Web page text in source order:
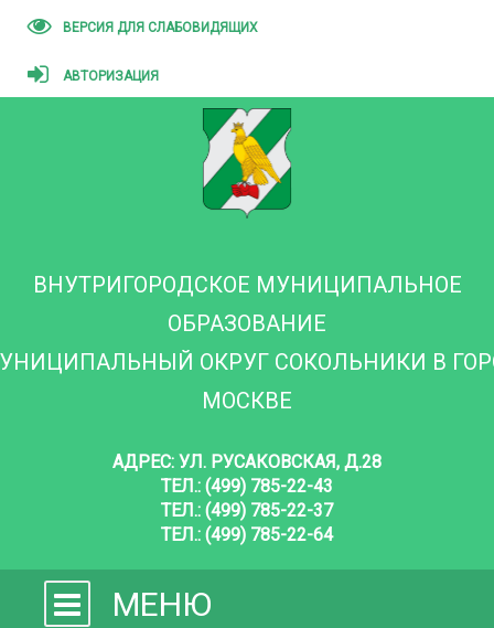
ВЕРСИЯ ДЛЯ СЛАБОВИДЯЩИХ
АВТОРИЗАЦИЯ
ВНУТРИГОРОДСКОЕ МУНИЦИПАЛЬНОЕ
ОБРАЗОВАНИЕ
ОКРУГ СОКОЛЬНИКИ В
МОСКВЕ
АДРЕС: УЛ. РУСАКОВСКАЯ, Д.28
ТЕЛ.: (499) 785-22-43
ТЕЛ.: (499) 785-22-37
ТЕЛ.: (499) 785-22-64
МЕНЮ